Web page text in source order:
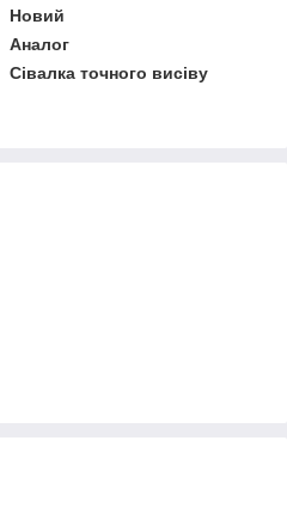
Новий
Аналог
Сівалка точного висіву